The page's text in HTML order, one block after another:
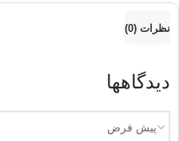
نظرات (0)
دیدگاهها